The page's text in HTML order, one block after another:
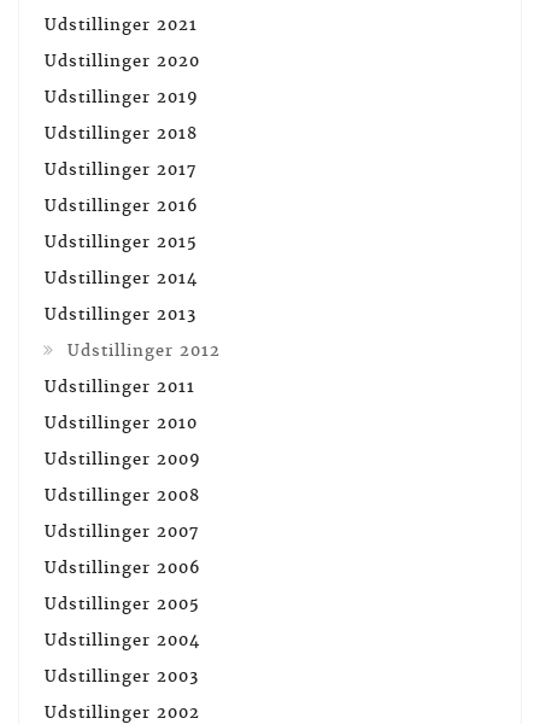
Udstillinger 2021
Udstillinger 2020
Udstillinger 2019
Udstillinger 2018
Udstillinger 2017
Udstillinger 2016
Udstillinger 2015
Udstillinger 2014
Udstillinger 2013
Udstillinger 2012
Udstillinger 2011
Udstillinger 2010
Udstillinger 2009
Udstillinger 2008
Udstillinger 2007
Udstillinger 2006
Udstillinger 2005
Udstillinger 2004
Udstillinger 2003
Udstillinger 2002